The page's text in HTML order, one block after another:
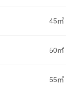
45㎡
50㎡
55㎡